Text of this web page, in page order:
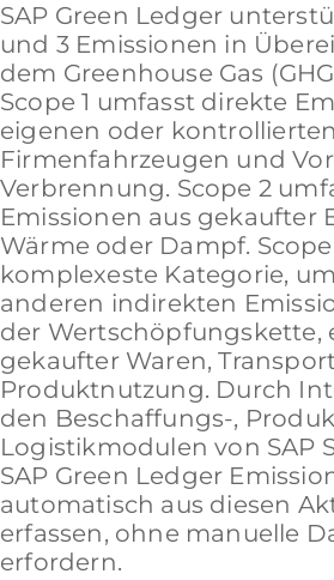
SAP Green Ledger
und 3 Emissionen in
dem Greenhouse Gas
Scope 1 umfasst direkte
eigenen oder
Firmenfahrzeugen und
Verbrennung. Scope 2
Emissionen aus gekaufter
Wärme oder Dampf. Scope
komplexeste Kategorie,
anderen indirekten
der Wertschöpfungskette,
gekaufter Waren,
Produktnutzung. Durch
den Beschaffungs-,
Logistikmodulen von SAP
SAP Green Ledger
automatisch aus diesen
erfassen, ohne manuelle
erfordern.